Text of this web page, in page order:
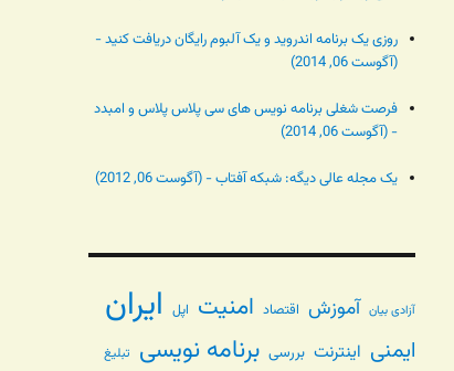
روزی یک برنامه اندروید و یک آلبوم رایگان دریافت کنید -
(آگوست 06, 2014)
فرصت شغلی برنامه نویس های سی پلاس پلاس و امبدد
- (آگوست 06, 2014)
یک مجله عالی دیگه: شبکه آفتاب - (آگوست 06, 2012)
آزادی بیان آموزش اقتصاد امنیت اپل ایران
ایمنی اینترنت بررسی برنامه نویسی تبلیغ